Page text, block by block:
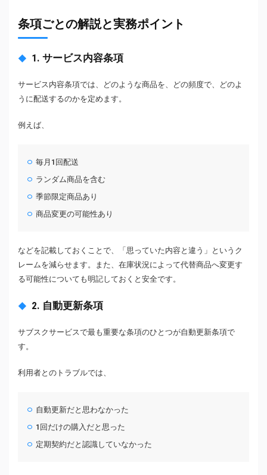
条項ごとの解説と実務ポイント
1. サービス内容条項
サービス内容条項では、どのような商品を、どの頻度で、どのよ
うに配送するのかを定めます。
例えば、
毎月1回配送
ランダム商品を含む
季節限定商品あり
商品変更の可能性あり
などを記載しておくことで、「思っていた内容と違う」というク
レームを減らせます。また、在庫状況によって代替商品へ変更す
る可能性についても明記しておくと安全です。
2. 自動更新条項
サブスクサービスで最も重要な条項のひとつが自動更新条項で
す。
利用者とのトラブルでは、
自動更新だと思わなかった
1回だけの購入だと思った
定期契約だと認識していなかった